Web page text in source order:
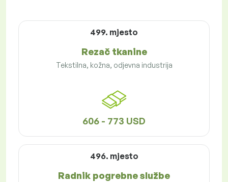
499. mjesto
Rezač tkanine
Tekstilna, kožna, odjevna industrija
606 - 773 USD
496. mjesto
Radnik pogrebne službe